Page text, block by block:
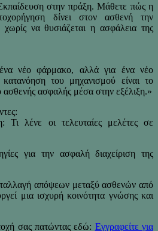
στην πράξη. Μάθετε πώς η
δίνει στον ασθενή την
χωρίς να θυσιάζεται η ασφάλεια της
νέο φάρμακο, αλλά για ένα νέο
του μηχανισμού είναι το
ασφαλής μέσα στην εξέλιξη.»
Τι λένε οι τελευταίες μελέτες σε
για την ασφαλή διαχείριση της
απόψεων μεταξύ ασθενών από
μια ισχυρή κοινότητα γνώσης και
σας πατώντας εδώ: Εγγραφείτε για